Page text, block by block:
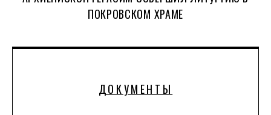
ДОКУМЕНТЫ
ПОКРОВСКОМ ХРАМЕ